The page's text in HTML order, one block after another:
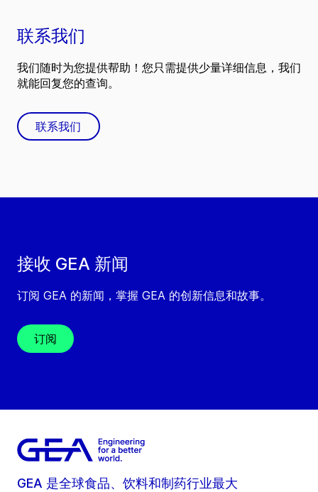
接收 GEA 新闻
订阅 GEA 的新闻，掌握 GEA 的创新信息和故事。
订阅
联系我们
我们随时为您提供帮助！您只需提供少量详细信息，我们
就能回复您的查询。
联系我们
GEA 是全球食品、饮料和制药行业最大